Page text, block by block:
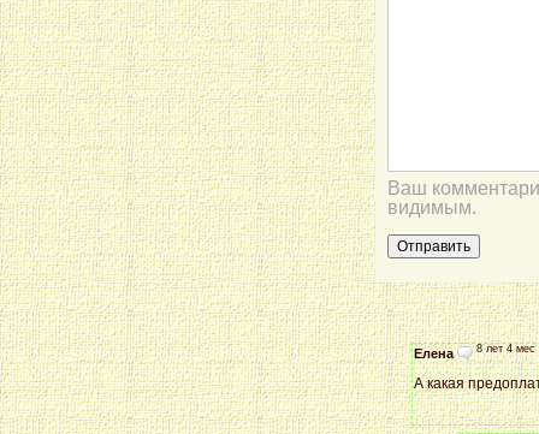
Ваш
видимым.
Елена 8 лет 4 мес
А какая